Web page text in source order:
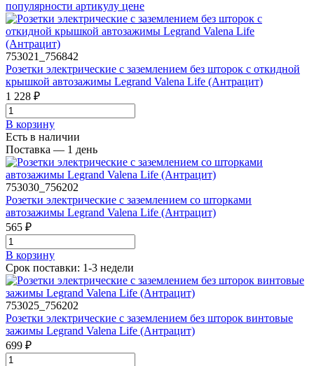
популярности артикулу цене
753021_756842
Розетки электрические с заземлением без шторок с откидной
крышкой автозажимы Legrand Valena Life (Антрацит)
1 228 ₽
В корзинy
Есть в наличии
Поставка — 1 день
753030_756202
Розетки электрические с заземлением со шторками
автозажимы Legrand Valena Life (Антрацит)
565 ₽
В корзинy
Срок поставки: 1-3 недели
753025_756202
Розетки электрические с заземлением без шторок винтовые
зажимы Legrand Valena Life (Антрацит)
699 ₽